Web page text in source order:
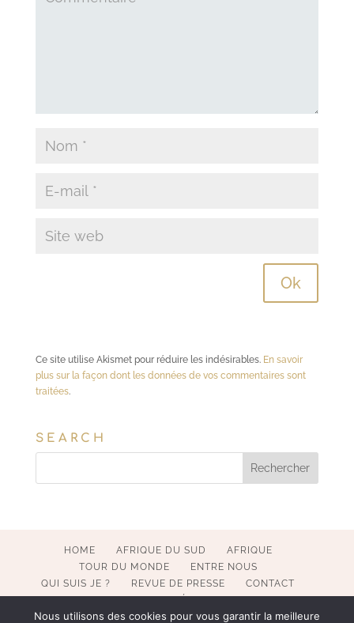
Ce site utilise Akismet pour réduire les indésirables. En savoir
plus sur la façon dont les données de vos commentaires sont
traitées.
SEARCH
HOME AFRIQUE DU SUD
AFRIQUE
TOUR DU MONDE
ENTRE NOUS
QUI SUIS JE ?
REVUE DE PRESSE
CONTACT
Nous utilisons des cookies pour vous garantir la meilleure